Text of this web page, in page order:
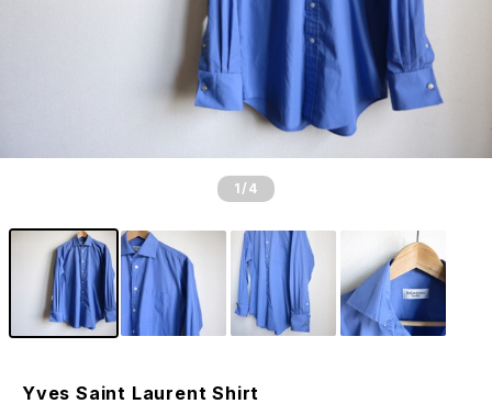
1 /4
Yves Saint Laurent Shirt